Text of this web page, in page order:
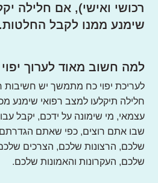
רכושי ואישי), אם חלילה
שימנע ממנו לקבל החלטות.
למה חשוב מאוד לערוך
לעריכת יפוי כח מתמשך יש
חלילה תיקלעו למצב רפואי שימנע
עצמאי, מי שימונה על ידכם, יקבל
שבו אתם רוצים, כפי שאתם
שלכם, הרצונות שלכם, הצרכים
שלכם, העקרונות והאמונות שלכם.